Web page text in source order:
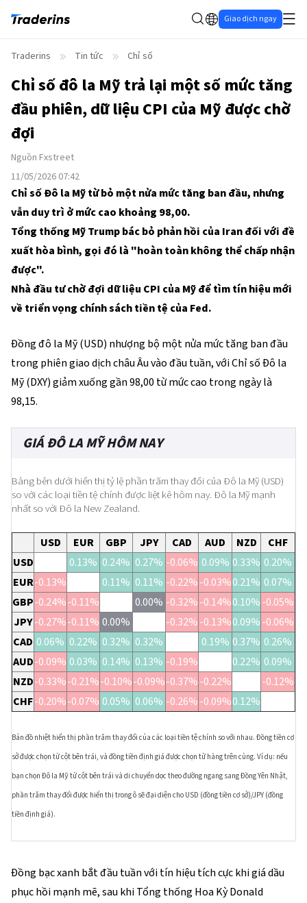
Giao dịch ngay
Traderins Tin tức Chỉ số
Chỉ số đô la Mỹ trả lại một số mức tăng
đầu phiên, dữ liệu CPI của Mỹ được chờ
đợi
Nguồn Fxstreet
11/05/2026 07:42
Chỉ số Đô la Mỹ từ bỏ một nửa mức tăng ban đầu, nhưng
vẫn duy trì ở mức cao khoảng 98,00.
Tổng thống Mỹ Trump bác bỏ phản hồi của Iran đối với đề
xuất hòa bình, gọi đó là "hoàn toàn không thể chấp nhận
được".
Nhà đầu tư chờ đợi dữ liệu CPI của Mỹ để tìm tín hiệu mới
về triển vọng chính sách tiền tệ của Fed.
Đồng đô la Mỹ (USD) nhượng bộ một nửa mức tăng ban đầu
trong phiên giao dịch châu Âu vào đầu tuần, với Chỉ số Đô la
Mỹ (DXY) giảm xuống gần 98,00 từ mức cao trong ngày là
98,15.
GIÁ ĐÔ LA MỸ HÔM NAY
Bảng bên dưới hiển thị tỷ lệ phần trăm thay đổi của Đô la Mỹ (USD)
so với các loại tiền tệ chính được liệt kê hôm nay. Đô la Mỹ mạnh
nhất so với Đô la New Zealand.
USD EUR GBP JPY CAD AUD NZD
CHF
USD
0.13% 0.24% 0.27% -0.06% 0.09% 0.33% 0.20%
EUR-0.13% 0.11% 0.11% -0.22%-0.03%0.21% 0.07%
GBP-0.24%-0.11% 0.00% -0.32%-0.14%0.10%-0.05%
JPY-0.27%-0.11% 0.00% -0.32%-0.13%0.09%-0.06%
CAD 0.06% 0.22% 0.32% 0.32% 0.19% 0.37% 0.26%
AUD-0.09% 0.03% 0.14% 0.13% -0.19% 0.22% 0.09%
NZD-0.33%-0.21%-0.10%-0.09%-0.37%-0.22%
-0.12%
CHF-0.20%-0.07% 0.05% 0.06% -0.26%-0.09%0.12%
Bản đồ nhiệt hiển thị phần trăm thay đổi của các loại tiền tệ chính so với nhau. Đồng tiền cơ
sở được chọn từ cột bên trái, và đồng tiền định giá được chọn từ hàng trên cùng. Ví dụ: nếu
bạn chọn Đô la Mỹ từ cột bên trái và di chuyển dọc theo đường ngang sang Đồng Yên Nhật,
phần trăm thay đổi được hiển thị trong ô sẽ đại diện cho USD (đồng tiền cơ sở)/JPY (đồng
tiền định giá).
Đồng bạc xanh bắt đầu tuần với tín hiệu tích cực khi giá dầu
phục hồi mạnh mẽ, sau khi Tổng thống Hoa Kỳ Donald